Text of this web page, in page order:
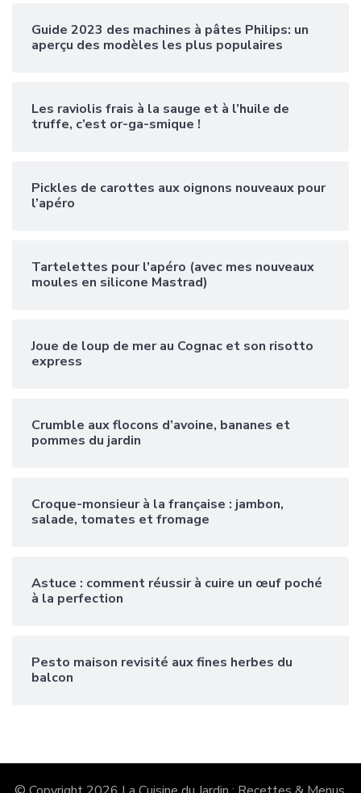
Guide 2023 des machines à pâtes Philips: un
aperçu des modèles les plus populaires
Les raviolis frais à la sauge et à l’huile de
truffe, c’est or-ga-smique !
Pickles de carottes aux oignons nouveaux pour
l’apéro
Tartelettes pour l’apéro (avec mes nouveaux
moules en silicone Mastrad)
Joue de loup de mer au Cognac et son risotto
express
Crumble aux flocons d’avoine, bananes et
pommes du jardin
Croque-monsieur à la française : jambon,
salade, tomates et fromage
Astuce : comment réussir à cuire un œuf poché
à la perfection
Pesto maison revisité aux fines herbes du
balcon